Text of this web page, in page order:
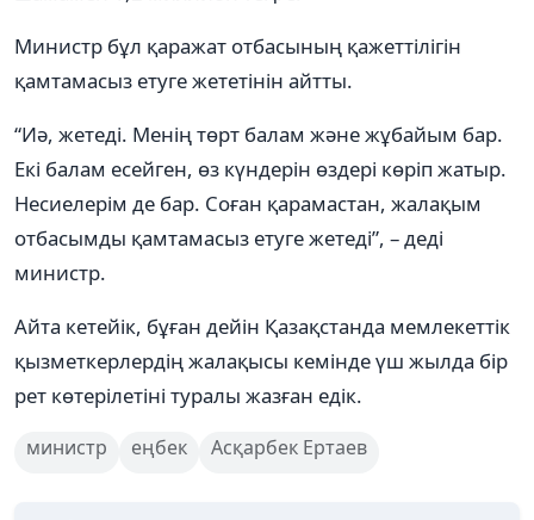
Министр бұл қаражат отбасының қажеттілігін
қамтамасыз етуге жететінін айтты.
“Иә, жетеді. Менің төрт балам және жұбайым бар.
Екі балам есейген, өз күндерін өздері көріп жатыр.
Несиелерім де бар. Соған қарамастан, жалақым
отбасымды қамтамасыз етуге жетеді”, – деді
министр.
Айта кетейік, бұған дейін Қазақстанда мемлекеттік
қызметкерлердің жалақысы кемінде үш жылда бір
рет көтерілетіні туралы жазған едік.
министр еңбек Асқарбек Ертаев